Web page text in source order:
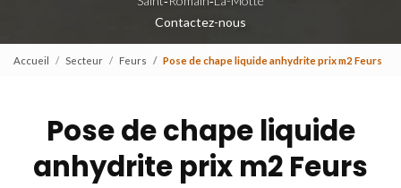
Contactez-nous
Accueil Secteur Feurs Pose de chape liquide anhydrite prix m2 Feurs
Pose de chape liquide
anhydrite prix m2 Feurs